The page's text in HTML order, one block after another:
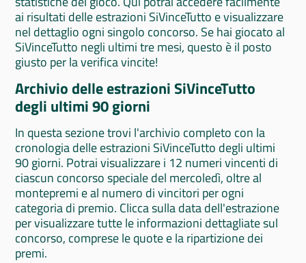
ai risultati delle estrazioni SiVinceTutto e visualizzare
nel dettaglio ogni singolo concorso. Se hai giocato al
SiVinceTutto negli ultimi tre mesi, questo è il posto
giusto per la verifica vincite!
Archivio delle estrazioni SiVinceTutto
degli ultimi 90 giorni
In questa sezione trovi l'archivio completo con la
cronologia delle estrazioni SiVinceTutto degli ultimi
90 giorni. Potrai visualizzare i 12 numeri vincenti di
ciascun concorso speciale del mercoledì, oltre al
montepremi e al numero di vincitori per ogni
categoria di premio. Clicca sulla data dell'estrazione
per visualizzare tutte le informazioni dettagliate sul
concorso, comprese le quote e la ripartizione dei
premi.